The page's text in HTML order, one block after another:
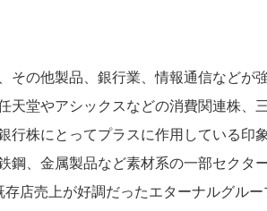
その他製品、銀行業、情報通信などが
天堂やアシックスなどの消費関連株、
行株にとってプラスに作用している印象
鋼、金属製品など素材系の一部セクタ
店売上が好調だったエターナルグル